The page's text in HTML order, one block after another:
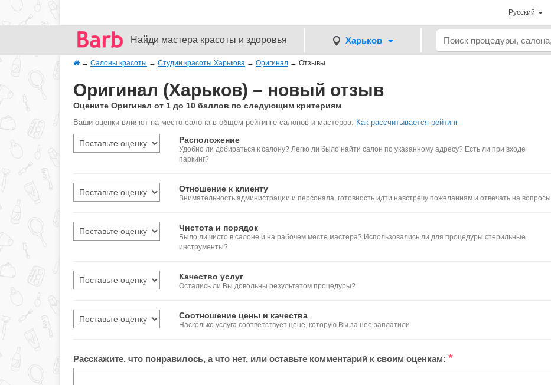
Русский
Найди мастера красоты и здоровья Харьков
→ Салоны красоты → Студии красоты Харькова → Оригинал → Отзывы
Оригинал (Харьков) – новый отзыв
Оцените Оригинал от 1 до 10 баллов по следующим критериям
Ваши оценки влияют на место салона в общем рейтинге салонов и мастеров. Как рассчитывается рейтинг
Расположение
Удобно ли добираться к салону? Легко ли было найти салон по указанному адресу? Есть ли при входе
паркинг?
Отношение к клиенту
Внимательность администрации и персонала, готовность идти навстречу пожеланиям и отвечать на вопросы
Чистота и порядок
Было ли чисто в салоне и на рабочем месте мастера? Использовались ли для процедуры стерильные
инструменты?
Качество услуг
Остались ли Вы довольны результатом процедуры?
Соотношение цены и качества
Насколько услуга соответствует цене, которую Вы за нее заплатили
Расскажите, что понравилось, а что нет, или оставьте комментарий к своим оценкам: *